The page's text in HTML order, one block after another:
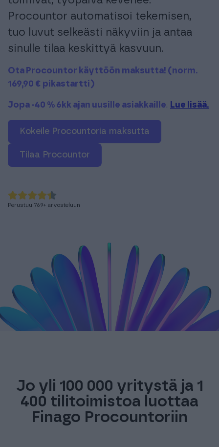
Tuki & Koulutus
Meistä & Ajankohtaista
Tilaa Procountor
Procountor automatisoi tekemisen,
tuo luvut selkeästi näkyviin ja antaa
sinulle tilaa keskittyä kasvuun.
Ota Procountor käyttöön maksutta! (norm.
169,90 € pikastartti)
Jopa -40 % 6kk ajan uusille asiakkaille. Lue lisää.
Kokeile Procountoria maksutta
Tilaa Procountor
Perustuu 769+ arvosteluun
Jo yli 100 000 yritystä ja 1
400 tilitoimistoa luottaa
Finago Procountoriin